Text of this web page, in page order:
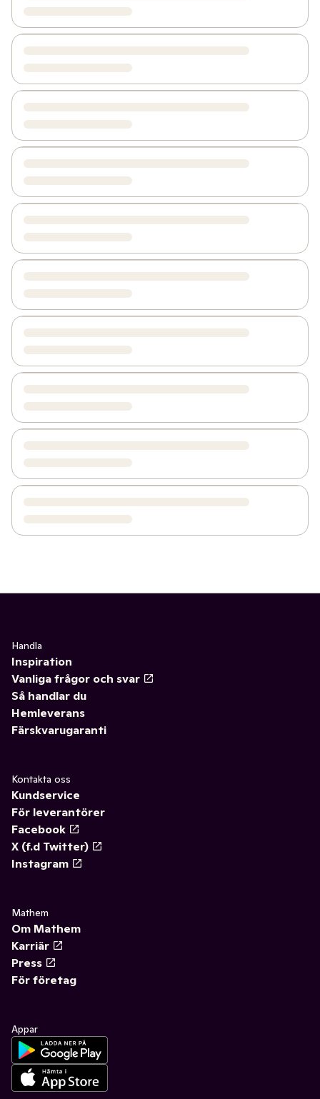
Handla
Inspiration
Vanliga frågor och svar
Så handlar du
Hemleverans
Färskvarugaranti
Kontakta oss
Kundservice
För leverantörer
Facebook
X (f.d Twitter)
Instagram
Mathem
Om Mathem
Karriär
Press
För företag
Appar